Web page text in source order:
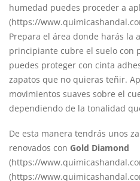
humedad puedes proceder a
(https://
Prepara el área donde harás la
principiante cubre el suelo con
puedes proteger con cinta
zapatos que no quieras teñir.
movimientos suaves sobre el
dependiendo de la tonalidad
De esta manera tendrás unos
renovados con Gold Diamond
(https://
(https://